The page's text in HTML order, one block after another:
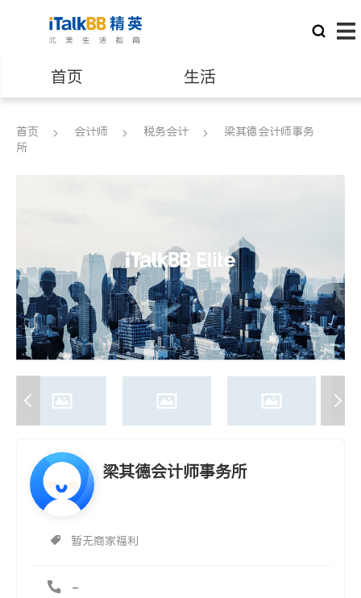
首页 生活
医生 律师
养老 非盈利组织
首页 会计师 税务会计
梁其德会计师事务
所
梁其德会计师事务所
暂无商家福利
-